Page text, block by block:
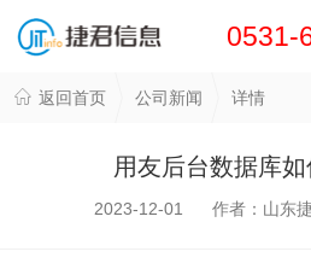
0531-
返回首页 公司新闻 详情
用友后台数据库
2023-12-01 作者：山东